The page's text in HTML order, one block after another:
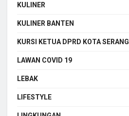
KULINER
KULINER BANTEN
KURSI KETUA DPRD KOTA SERANG
LAWAN COVID 19
LEBAK
LIFESTYLE